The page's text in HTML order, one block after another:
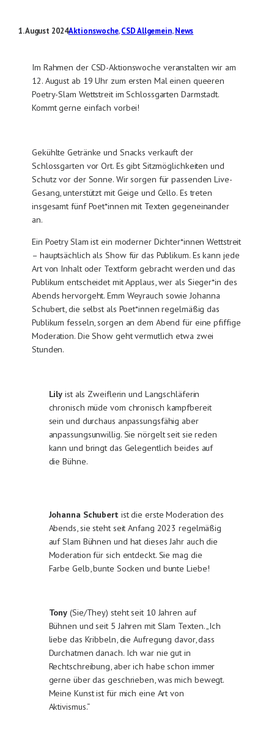
1. August 2024Aktionswoche, CSD Allgemein, News
Im Rahmen der CSD-Aktionswoche veranstalten wir am
12. August ab 19 Uhr zum ersten Mal einen queeren
Poetry-Slam Wettstreit im Schlossgarten Darmstadt.
Kommt gerne einfach vorbei!
Gekühlte Getränke und Snacks verkauft der
Schlossgarten vor Ort. Es gibt Sitzmöglichkeiten und
Schutz vor der Sonne. Wir sorgen für passenden Live-
Gesang, unterstützt mit Geige und Cello. Es treten
insgesamt fünf Poet*innen mit Texten gegeneinander
an.
Ein Poetry Slam ist ein moderner Dichter*innen Wettstreit
– hauptsächlich als Show für das Publikum. Es kann jede
Art von Inhalt oder Textform gebracht werden und das
Publikum entscheidet mit Applaus, wer als Sieger*in des
Abends hervorgeht. Emm Weyrauch sowie Johanna
Schubert, die selbst als Poet*innen regelmäßig das
Publikum fesseln, sorgen an dem Abend für eine pfiffige
Moderation. Die Show geht vermutlich etwa zwei
Stunden.
Lily ist als Zweiflerin und Langschläferin
chronisch müde vom chronisch kampfbereit
sein und durchaus anpassungsfähig aber
anpassungsunwillig. Sie nörgelt seit sie reden
kann und bringt das Gelegentlich beides auf
die Bühne.
Johanna Schubert ist die erste Moderation des
Abends, sie steht seit Anfang 2023 regelmäßig
auf Slam Bühnen und hat dieses Jahr auch die
Moderation für sich entdeckt. Sie mag die
Farbe Gelb, bunte Socken und bunte Liebe!
Tony (Sie/They) steht seit 10 Jahren auf
Bühnen und seit 5 Jahren mit Slam Texten. „Ich
liebe das Kribbeln, die Aufregung davor, dass
Durchatmen danach. Ich war nie gut in
Rechtschreibung, aber ich habe schon immer
gerne über das geschrieben, was mich bewegt.
Meine Kunst ist für mich eine Art von
Aktivismus.“